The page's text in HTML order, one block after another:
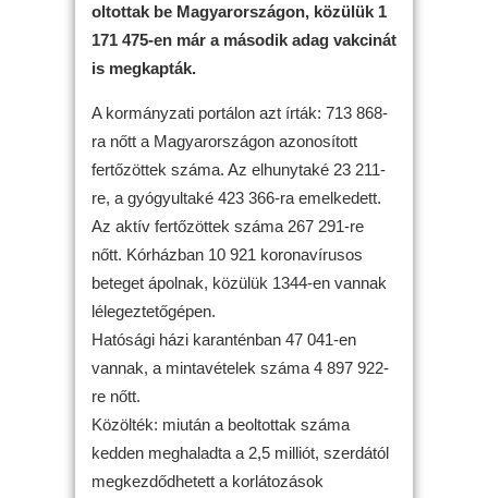
oltottak be Magyarországon, közülük 1
171 475-en már a második adag vakcinát
is megkapták.
A kormányzati portálon azt írták: 713 868-
ra nőtt a Magyarországon azonosított
fertőzöttek száma. Az elhunytaké 23 211-
re, a gyógyultaké 423 366-ra emelkedett.
Az aktív fertőzöttek száma 267 291-re
nőtt. Kórházban 10 921 koronavírusos
beteget ápolnak, közülük 1344-en vannak
lélegeztetőgépen.
Hatósági házi karanténban 47 041-en
vannak, a mintavételek száma 4 897 922-
re nőtt.
Közölték: miután a beoltottak száma
kedden meghaladta a 2,5 milliót, szerdától
megkezdődhetett a korlátozások